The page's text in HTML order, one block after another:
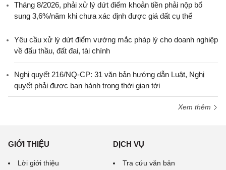
Tháng 8/2026, phải xử lý dứt điểm khoản tiền phải nộp bổ
sung 3,6%/năm khi chưa xác định được giá đất cụ thể
Yêu cầu xử lý dứt điểm vướng mắc pháp lý cho doanh nghiệp
về đấu thầu, đất đai, tài chính
Nghị quyết 216/NQ-CP: 31 văn bản hướng dẫn Luật, Nghị
quyết phải được ban hành trong thời gian tới
Xem thêm
GIỚI THIỆU
Lời giới thiệu
DỊCH VỤ
Tra cứu văn bản